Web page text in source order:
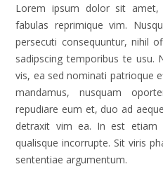
Lorem ipsum dolor sit
fabulas reprimique vim.
persecuti consequuntur, nihil
sadipscing temporibus te usu.
vis, ea sed nominati patrioque
mandamus, nusquam
repudiare eum et, duo ad
detraxit vim ea. In est etiam
qualisque incorrupte. Sit viris
sententiae argumentum.